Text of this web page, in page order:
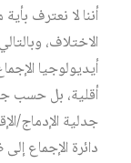
أننا لا نعترف
الاختلاف،
أيديولوجيا
أقلية، بل حسب
جدلية الإدماج/
دائرة الإجماع